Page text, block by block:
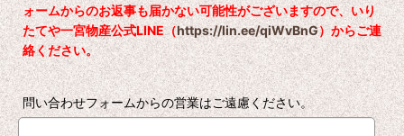
ォームからのお返事も届かない可能性がございますので、いり
たてや一宮物産公式LINE（https://lin.ee/qiWvBnG）からご連
絡ください。
問い合わせフォームからの営業はご遠慮ください。